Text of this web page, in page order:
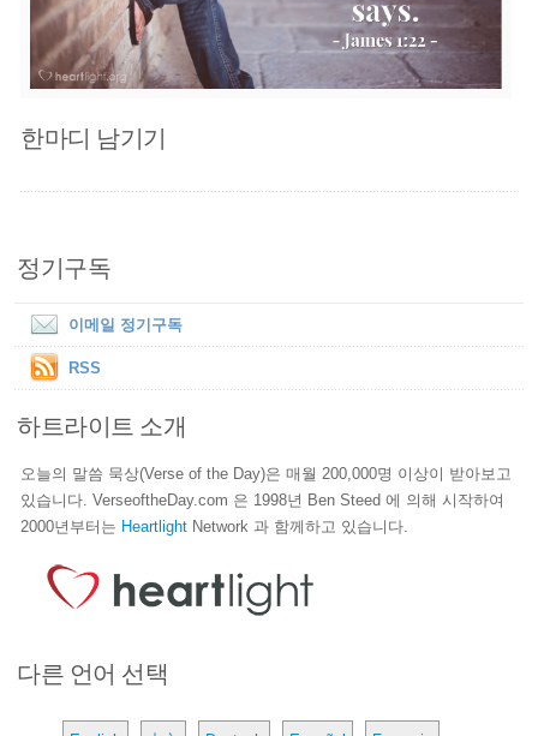
한마디 남기기
정기구독
이메일 정기구독
RSS
하트라이트 소개
오늘의 말씀 묵상(Verse of the Day)은 매월 200,000명 이상이 받아보고
있습니다. VerseoftheDay.com 은 1998년 Ben Steed 에 의해 시작하여
2000년부터는 Heartlight Network 과 함께하고 있습니다.
다른 언어 선택